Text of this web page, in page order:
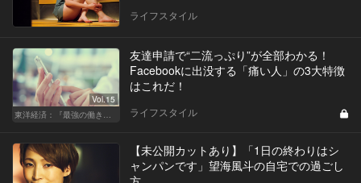
ライフスタイル
Vol.15
東洋経済：『最強の働き方』『一流の育て方』
友達申請で“二流っぷり”が全部わかる！
Facebookに出没する「痛い人」の3大特徴
はこれだ！
ライフスタイル
【未公開カットあり】「1日の終わりはシ
ャンパンです」望海風斗の自宅での過ごし